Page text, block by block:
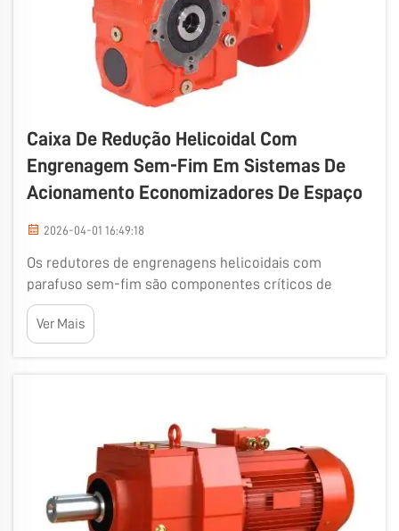
Caixa De Redução Helicoidal Com
Engrenagem Sem-Fim Em Sistemas De
Acionamento Economizadores De Espaço
2026-04-01 16:49:18
Os redutores de engrenagens helicoidais com
parafuso sem-fim são componentes críticos de
máquinas que as tornam mais eficientes e
compactas. Esses redutores são ferramentas
especiais que interligam diversas partes de uma
Ver Mais